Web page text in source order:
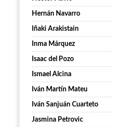
Hernán Navarro
Iñaki Arakistain
Inma Márquez
Isaac del Pozo
Ismael Alcina
Iván Martín Mateu
Iván Sanjuán Cuarteto
Jasmina Petrovic